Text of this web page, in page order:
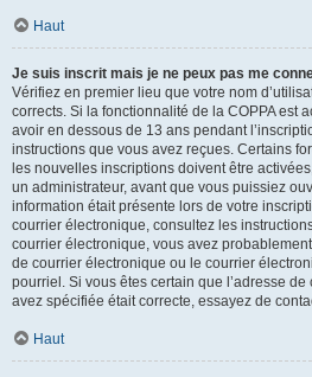
Haut
Je suis inscrit mais je ne peux pas me
Vérifiez en premier lieu que votre nom
corrects. Si la fonctionnalité de la COPPA est
avoir en dessous de 13 ans pendant
instructions que vous avez reçues. Certains
les nouvelles inscriptions doivent être
un administrateur, avant que vous puissiez
information était présente lors de votre
courrier électronique, consultez les
courrier électronique, vous avez
de courrier électronique ou le courrier
pourriel. Si vous êtes certain que l’adresse
avez spécifiée était correcte, essayez de
Haut